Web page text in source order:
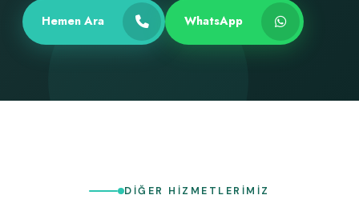
Hemen Ara WhatsApp
DIĞER HIZMETLERIMIZ